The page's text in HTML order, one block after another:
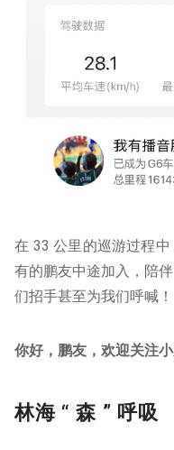
在 33 公里的巡游过程中
有的鹏友中途加入，陪
们招手甚至为我们呼喊！
你好，鹏友，欢迎关注小
林海 “ 森 ” 呼吸